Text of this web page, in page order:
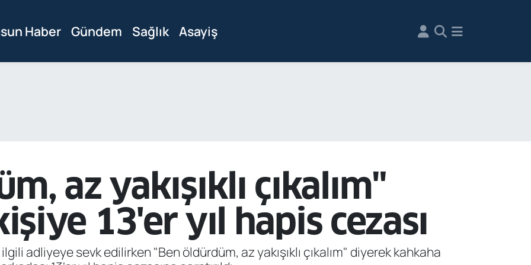
Haber Gündem Sağlık Asayiş
az yakışıklı çıkalım"
13'er yıl hapis cezası
adliyeye sevk edilirken "Ben öldürdüm, az yakışıklı çıkalım" diyerek kahkaha